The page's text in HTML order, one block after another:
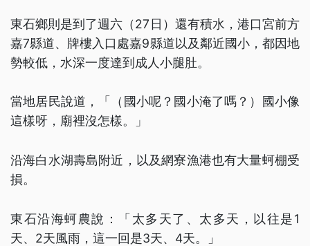
東石鄉則是到了週六（27日）還有積水，港口宮前方
嘉7縣道、牌樓入口處嘉9縣道以及鄰近國小，都因地
勢較低，水深一度達到成人小腿肚。
當地居民說道，「（國小呢？國小淹了嗎？）國小像
這樣呀，廟裡沒怎樣。」
沿海白水湖壽島附近，以及網寮漁港也有大量蚵棚受
損。
東石沿海蚵農說：「太多天了、太多天，以往是1
天、2天風雨，這一回是3天、4天。」